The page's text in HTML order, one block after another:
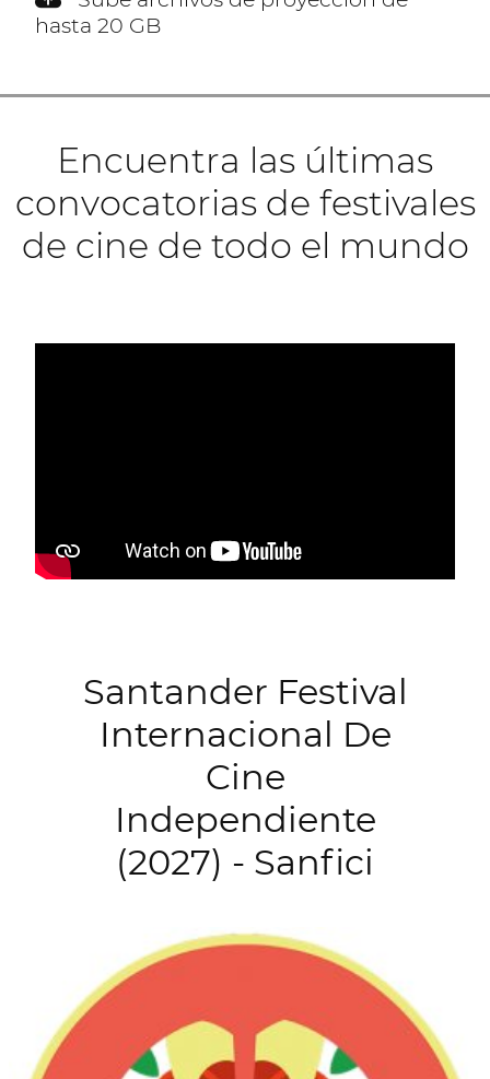
hasta 20 GB
Encuentra las últimas
convocatorias de festivales
de cine de todo el mundo
Santander Festival
Internacional De
Cine
Independiente
(2027) - Sanfici